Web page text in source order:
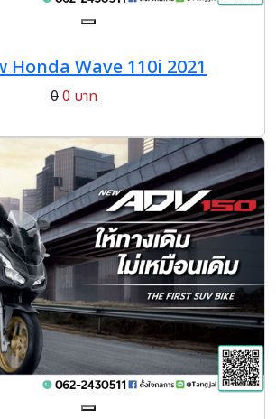
Honda Wave 110i 2021
00 บาท